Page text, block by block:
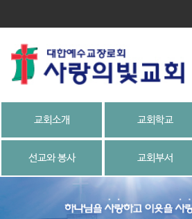
교회소개 교회학교
선교와 봉사 교회부서